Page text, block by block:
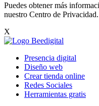
Puedes obtener más
nuestro Centro de Privacidad.
X
Presencia digital
Diseño web
Crear tienda online
Redes Sociales
Herramientas gratis